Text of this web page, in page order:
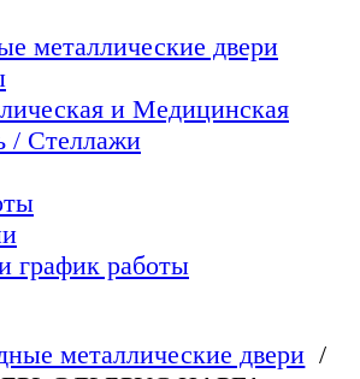
металлические двери
и Медицинская
/ Стеллажи
график работы
металлические двери